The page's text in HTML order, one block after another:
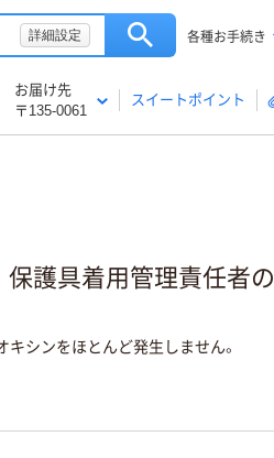
詳細設定 各種お手続き
お届け先
〒135-0061
スイートポイント
護具着用管理責任者の
シンをほとんど発生しません。